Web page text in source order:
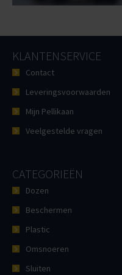
KLANTENSERVICE
Contact
Leveringsvoorwaarden
Mijn Pellikaan
Veelgestelde vragen
CATEGORIEËN
Dozen
Beschermen
Plastic
Omsnoeren
Sluiten